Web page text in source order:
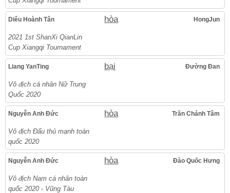
Diêu Hoành Tân hòa HongJun
2021 1st ShanXi QianLin
Cup Xiangqi Tournament
Liang YanTing bại Đường Đan
Vô địch cá nhân Nữ Trung
Quốc 2020
Nguyễn Anh Đức hòa Trần Chánh Tâm
Vô địch Đấu thủ mạnh toàn
quốc 2020
Nguyễn Anh Đức hòa Đào Quốc Hưng
Vô địch Nam cá nhân toàn
quốc 2020 - Vũng Tàu